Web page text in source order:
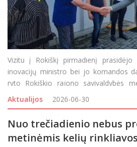
Vizitu į Rokiškį pirmadienį prasidėjo
inovacijų ministro bei jo komandos
ryto Rokiškio rajono savivaldybės
vadovais susitikusi delegacija
įtemptoje darbotvarkėje buvo
Aktualijos 2026-06-30
Nuo trečiadienio nebus
metinėmis kelių